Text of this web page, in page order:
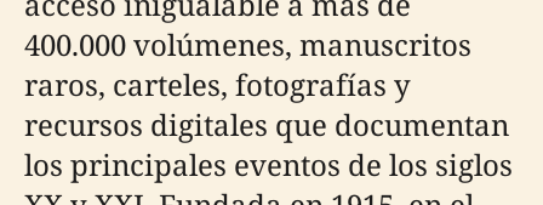
400.000 volúmenes, manuscritos
raros, carteles, fotografías y
recursos digitales que documentan
los principales eventos de los siglos